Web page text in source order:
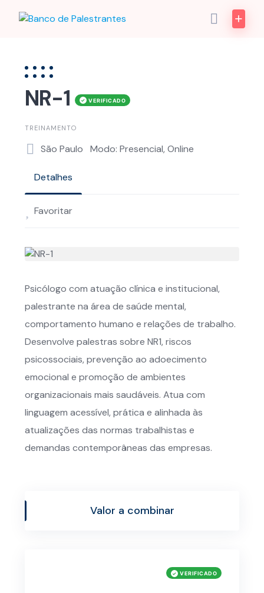
NR-1
TREINAMENTO
São Paulo Modo: Presencial, Online
Detalhes
Favoritar
Psicólogo com atuação clínica e institucional,
palestrante na área de saúde mental,
comportamento humano e relações de trabalho.
Desenvolve palestras sobre NR1, riscos
psicossociais, prevenção ao adoecimento
emocional e promoção de ambientes
organizacionais mais saudáveis. Atua com
linguagem acessível, prática e alinhada às
atualizações das normas trabalhistas e
demandas contemporâneas das empresas.
Valor a combinar